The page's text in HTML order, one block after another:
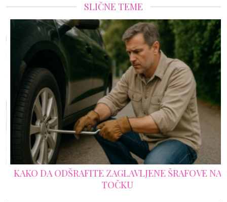
SLIČNE TEME
KAKO DA ODŠRAFITE ZAGLAVLJENE ŠRAFOVE NA
TOČKU